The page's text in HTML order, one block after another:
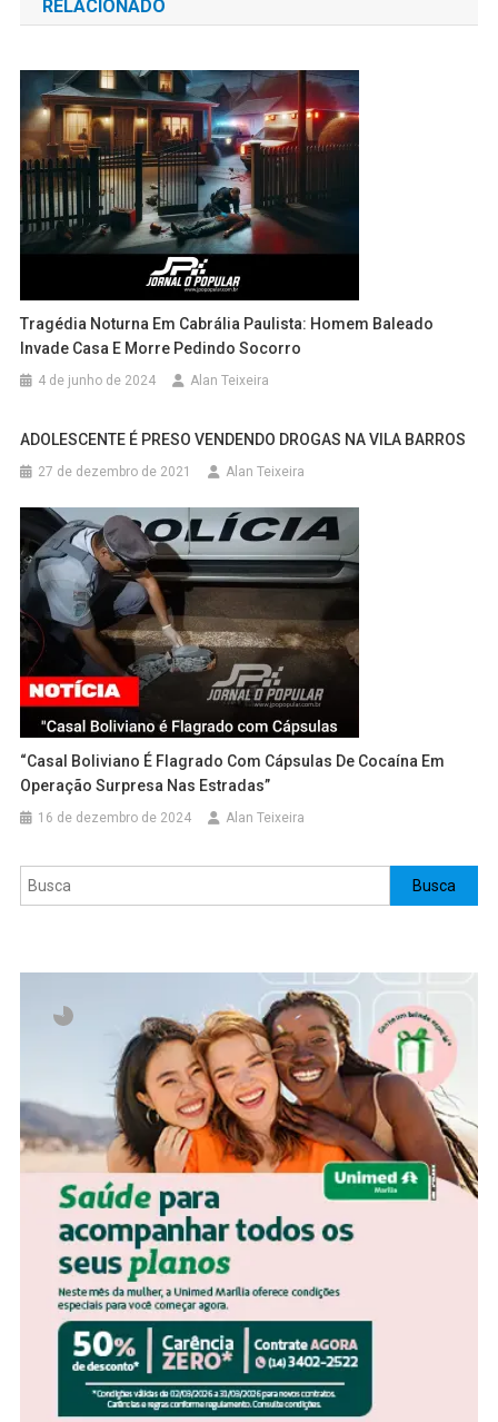
Post
RELACIONADO
Tragédia Noturna Em Cabrália Paulista: Homem Baleado
Invade Casa E Morre Pedindo Socorro
4 de junho de 2024 Alan Teixeira
ADOLESCENTE É PRESO VENDENDO DROGAS NA VILA BARROS
27 de dezembro de 2021 Alan Teixeira
“Casal Boliviano É Flagrado Com Cápsulas De Cocaína Em
Operação Surpresa Nas Estradas”
16 de dezembro de 2024 Alan Teixeira
Pesquisar Busca